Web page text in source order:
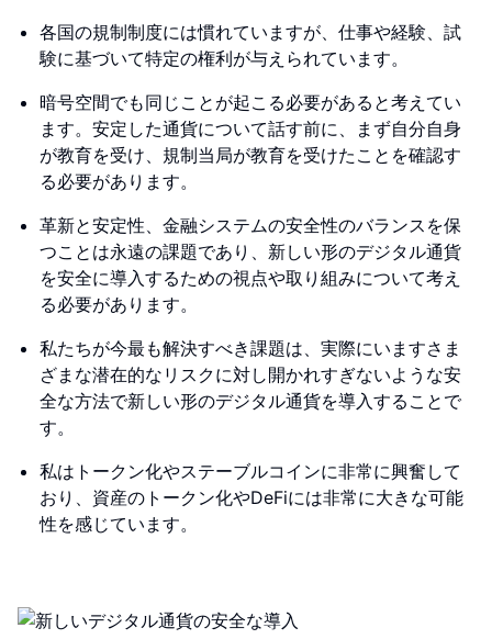
各国の規制制度には慣れていますが、仕事や経験、試
験に基づいて特定の権利が与えられています。
暗号空間でも同じことが起こる必要があると考えてい
ます。安定した通貨について話す前に、まず自分自身
が教育を受け、規制当局が教育を受けたことを確認す
る必要があります。
革新と安定性、金融システムの安全性のバランスを保
つことは永遠の課題であり、新しい形のデジタル通貨
を安全に導入するための視点や取り組みについて考え
る必要があります。
私たちが今最も解決すべき課題は、実際にいますさま
ざまな潜在的なリスクに対し開かれすぎないような安
全な方法で新しい形のデジタル通貨を導入することで
す。
私はトークン化やステーブルコインに非常に興奮して
おり、資産のトークン化やDeFiには非常に大きな可能
性を感じています。